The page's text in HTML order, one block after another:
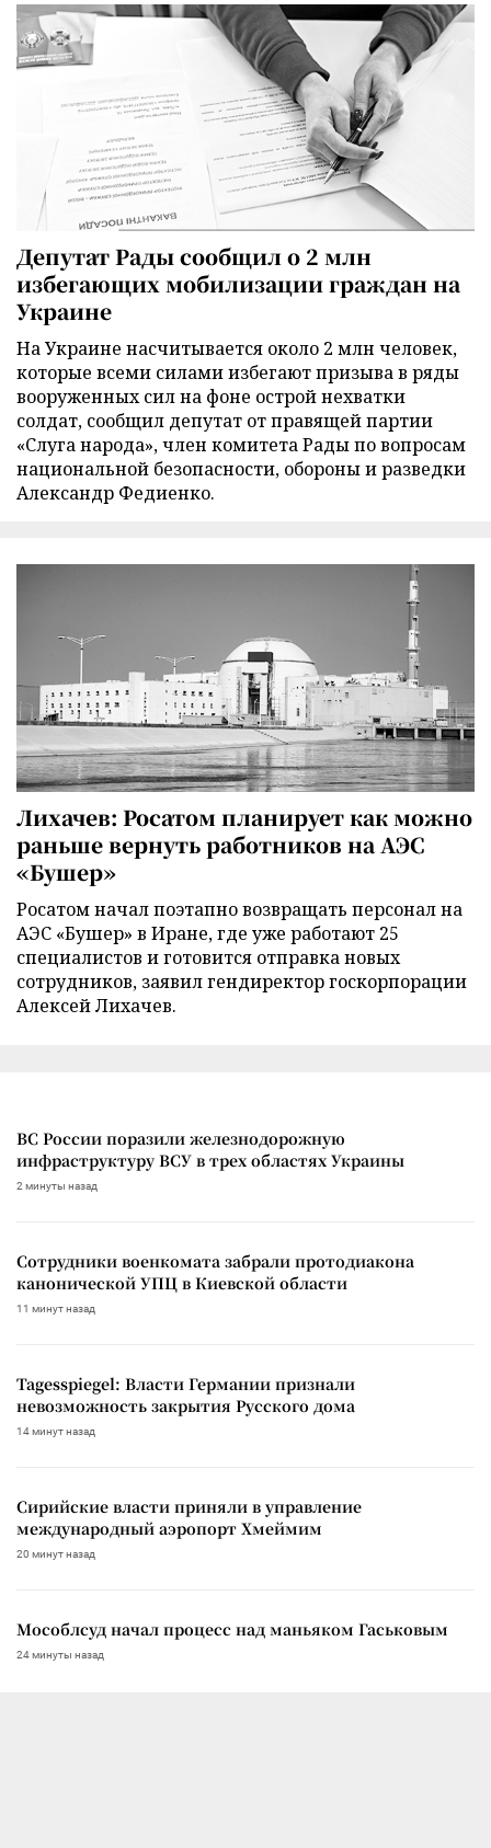
Депутат Рады сообщил о 2 млн
избегающих мобилизации граждан на
Украине
На Украине насчитывается около 2 млн человек,
которые всеми силами избегают призыва в ряды
вооруженных сил на фоне острой нехватки
солдат, сообщил депутат от правящей партии
«Слуга народа», член комитета Рады по вопросам
национальной безопасности, обороны и разведки
Александр Федиенко.
Лихачев: Росатом планирует как можно
раньше вернуть работников на АЭС
«Бушер»
Росатом начал поэтапно возвращать персонал на
АЭС «Бушер» в Иране, где уже работают 25
специалистов и готовится отправка новых
сотрудников, заявил гендиректор госкорпорации
Алексей Лихачев.
ВС России поразили железнодорожную
инфраструктуру ВСУ в трех областях Украины
2 минуты назад
Сотрудники военкомата забрали протодиакона
канонической УПЦ в Киевской области
11 минут назад
Tagesspiegel: Власти Германии признали
невозможность закрытия Русского дома
14 минут назад
Сирийские власти приняли в управление
международный аэропорт Хмеймим
20 минут назад
Мособлсуд начал процесс над маньяком Гаськовым
24 минуты назад